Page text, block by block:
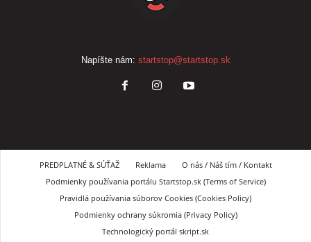
Napíšte nám: startstop@startstop.sk
PREDPLATNÉ & SÚŤAŽ Reklama
O nás / Náš tím / Kontakt
Podmienky používania portálu Startstop.sk (Terms of Service)
Pravidlá používania súborov Cookies (Cookies Policy)
Podmienky ochrany súkromia (Privacy Policy)
Technologický portál skript.sk